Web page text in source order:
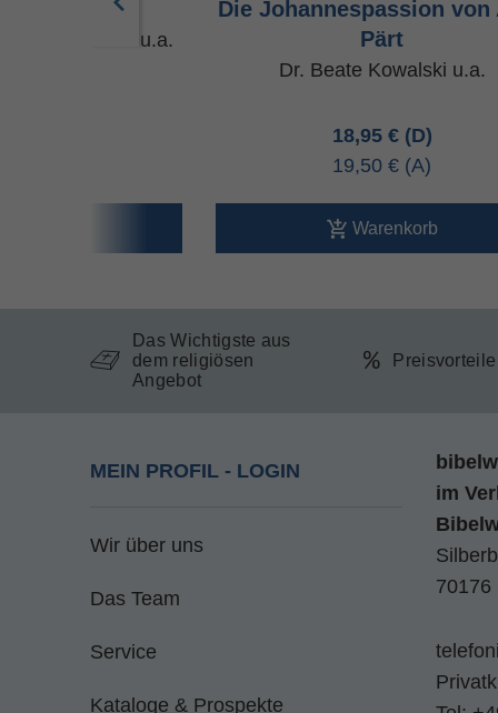
Oratorium
Theobald u.a.
Die Johannespassion von
Pärt
Dr. Beate Kowalski u.a.
18,95 €
19,50 €
Warenkorb
Das Wichtigste aus
dem religiösen
Angebot
MEIN PROFIL - LOGIN
Wir über uns
Das Team
Service
Kataloge & Prospekte
im
70176